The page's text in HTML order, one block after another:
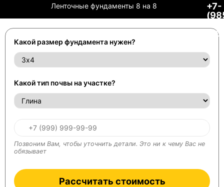
Ленточные фундаменты 8 на 8
+7-
66
Какой размер фундамента нужен?
Какой тип почвы на участке?
Позвоним Вам, чтобы уточнить детали. Это ни к чему Вас не
обязывает
Рассчитать стоимость